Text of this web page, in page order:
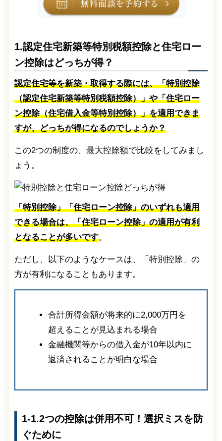
1.認定住宅新築等特別税額控除と住宅ロー
ン控除はどっちが得？
認定住宅等を新築・取得する際には、「特別控除
（認定住宅新築等特別税額控除）」や「住宅ロー
ン控除（住宅借入金等特別控除）」を適用できま
すが、どっちが得になるのでしょうか？
この2つの制度の、最大控除額で比較をしてみまし
ょう。
「特別控除」「住宅ローン控除」のいずれも適用
できる場合は、「住宅ローン控除」の適用が有利
となることが多いです。
ただし、以下のようなケースは、「特別控除」の
方が有利になることもあります。
合計所得金額が将来的に2,000万円を
超えることが見込まれる場合
金融機関等からの借入金が10年以内に
返済されることが明白な場合
1-1.2つの控除は併用不可！選択ミスを防
ぐために